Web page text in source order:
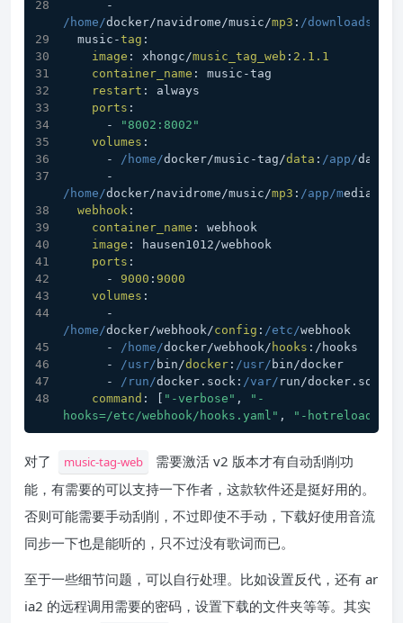
/home/docker/navidrome/music/mp3 : /downloads/m
  music-
tag :
image : xhongc/music_tag_web : 2.1 .1
container_name : music-tag
restart : always
ports :
      -
"8002:8002"
volumes :
      -
/home/docker/music-tag/data : /app/data
/home/docker/navidrome/music/mp3 : /app/media
webhook :
container_name : webhook
image : hausen1012/webhook
ports :
      -
9000 : 9000
volumes :
/home/docker/webhook/config : /etc/webhook
      -
/home/docker/webhook/ hooks :/hooks
      -
/usr/ bin/docker : /usr/ bin/docker
      -
/run/docker. sock : /var/ run/docker. sock
command : [ "-verbose" ,
"-
hooks=/etc/webhook/hooks.yaml" , "-hotreload"
对了 music-tag-web
需要激活 v2 版本才有自动刮削功
能，有需要的可以支持一下作者，这款软件还是挺好用的。
否则可能需要手动刮削，不过即使不手动，下载好使用音流
同步一下也是能听的，只不过没有歌词而已。
至于一些细节问题，可以自行处理。比如设置反代，还有 ar
ia2 的远程调用需要的密码，设置下载的文件夹等等。其实